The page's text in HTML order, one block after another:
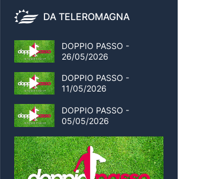
DA TELEROMAGNA
DOPPIO PASSO -
26/05/2026
DOPPIO PASSO -
11/05/2026
DOPPIO PASSO -
05/05/2026